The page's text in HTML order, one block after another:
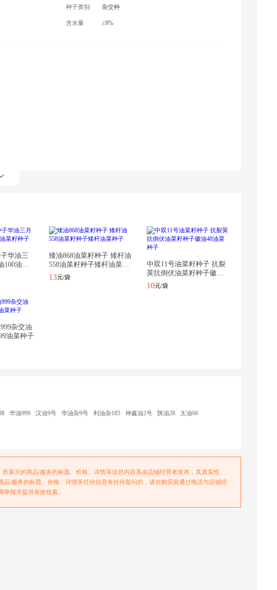
种子类别 杂交种
含水量 ≤9%
采购量 成交时间
1568 盒装 3包
1568 盒装 2025-08-06 16:38:34
华油三
100油菜
矮油868油菜籽种子 矮杆油
558油菜籽种子矮杆油菜种
子
13元/袋
中双11号油菜籽种子 抗裂
荚抗倒伏油菜籽种子徽油
48油菜种子
10元/袋
杂交油
油菜种子
华油999 汉油9号 华油杂9号 利油杂185 神鑫油2号 陕油28 太油66
展示的商品/服务的标题、价格、详情等信息内容系由店铺经营者发布，其真实性、
/服务的标题、价格、详情等任何信息有任何疑问的，请在购买前通过电话与店铺经
报并提供有效线索。